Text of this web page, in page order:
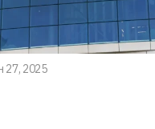
27, 2025